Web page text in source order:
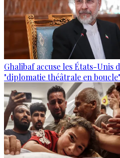
Ghalibaf accuse les États-Unis
"diplomatie théâtrale en boucle"